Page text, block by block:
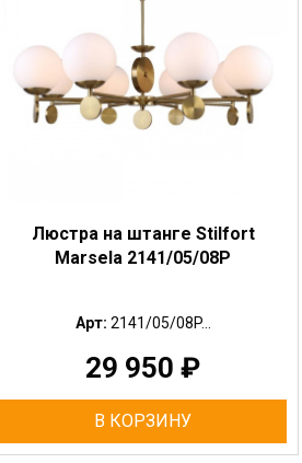
Люстра на штанге Stilfort
Marsela 2141/05/08P
Арт: 2141/05/08P...
29 950 ₽
В КОРЗИНУ